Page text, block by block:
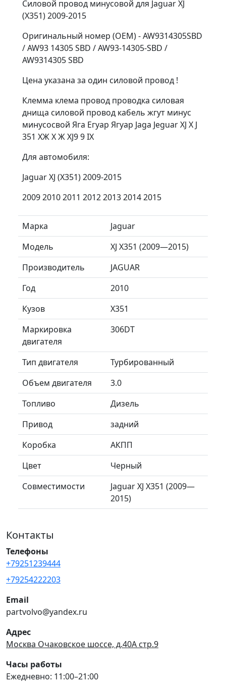
Силовой провод минусовой для Jaguar XJ
(X351) 2009-2015
Оригинальный номер (OEM) - AW9314305SBD
/ AW93 14305 SBD / AW93-14305-SBD /
AW9314305 SBD
Цена указана за один силовой провод !
Клемма клема провод проводка силовая
днища силовой провод кабель жгут минус
минусосвой Яга Егуар Ягуар Jaga Jeguar XJ X J
351 ХЖ Х Ж XJ9 9 IX
Для автомобиля:
Jaguar XJ (X351) 2009-2015
2009 2010 2011 2012 2013 2014 2015
Марка
Jaguar
Модель
XJ X351 (2009—2015)
Производитель
JAGUAR
Год
2010
Кузов
X351
Маркировка
двигателя
306DT
Тип двигателя
Турбированный
Объем двигателя
3.0
Топливо
Дизель
Привод
задний
Коробка
АКПП
Цвет
Черный
Совместимости
Jaguar XJ X351 (2009—
2015)
Контакты
Телефоны
+79251239444
+79254222203
Email
partvolvo@yandex.ru
Адрес
Москва Очаковское шоссе, д.40А стр.9
Часы работы
Ежедневно: 11:00–21:00